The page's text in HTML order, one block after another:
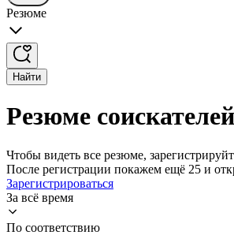
Резюме
Найти
Резюме
Чтобы видеть все резюме,
После регистрации покажем ещё 25 и
Зарегистрироваться
За всё время
По соответствию